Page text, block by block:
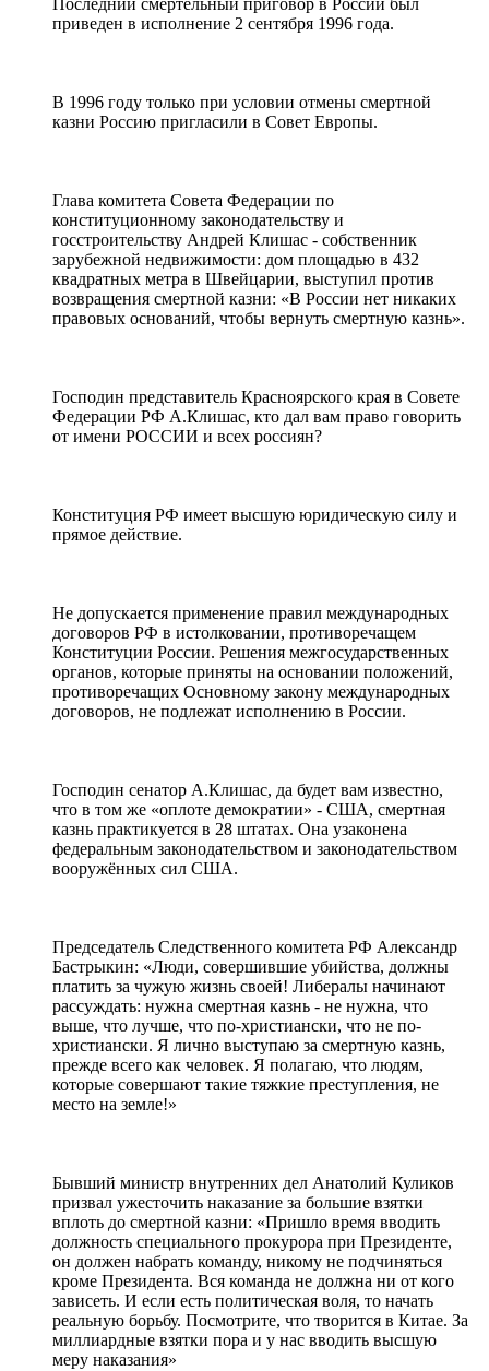
Последний смертельный приговор в России был
приведен в исполнение 2 сентября 1996 года.
В 1996 году только при условии отмены смертной
казни Россию пригласили в Совет Европы.
Глава комитета Совета Федерации по
конституционному законодательству и
госстроительству Андрей Клишас - собственник
зарубежной недвижимости: дом площадью в 432
квадратных метра в Швейцарии, выступил против
возвращения смертной казни: «В России нет никаких
правовых оснований, чтобы вернуть смертную казнь».
Господин представитель Красноярского края в Совете
Федерации РФ А.Клишас, кто дал вам право говорить
от имени РОССИИ и всех россиян?
Конституция РФ имеет высшую юридическую силу и
прямое действие.
Не допускается применение правил международных
договоров РФ в истолковании, противоречащем
Конституции России. Решения межгосударственных
органов, которые приняты на основании положений,
противоречащих Основному закону международных
договоров, не подлежат исполнению в России.
Господин сенатор А.Клишас, да будет вам известно,
что в том же «оплоте демократии» - США, смертная
казнь практикуется в 28 штатах. Она узаконена
федеральным законодательством и законодательством
вооружённых сил США.
Председатель Следственного комитета РФ Александр
Бастрыкин: «Люди, совершившие убийства, должны
платить за чужую жизнь своей! Либералы начинают
рассуждать: нужна смертная казнь - не нужна, что
выше, что лучше, что по-христиански, что не по-
христиански. Я лично выступаю за смертную казнь,
прежде всего как человек. Я полагаю, что людям,
которые совершают такие тяжкие преступления, не
место на земле!»
Бывший министр внутренних дел Анатолий Куликов
призвал ужесточить наказание за большие взятки
вплоть до смертной казни: «Пришло время вводить
должность специального прокурора при Президенте,
он должен набрать команду, никому не подчиняться
кроме Президента. Вся команда не должна ни от кого
зависеть. И если есть политическая воля, то начать
реальную борьбу. Посмотрите, что творится в Китае. За
миллиардные взятки пора и у нас вводить высшую
меру наказания»